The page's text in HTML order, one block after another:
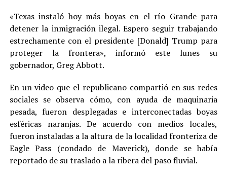
«Texas instaló hoy más boyas en el río Grande para
detener la inmigración ilegal. Espero seguir trabajando
estrechamente con el presidente [Donald] Trump para
proteger la frontera», informó este lunes su
gobernador, Greg Abbott.
En un video que el republicano compartió en sus redes
sociales se observa cómo, con ayuda de maquinaria
pesada, fueron desplegadas e interconectadas boyas
esféricas naranjas. De acuerdo con medios locales,
fueron instaladas a la altura de la localidad fronteriza de
Eagle Pass (condado de Maverick), donde se había
reportado de su traslado a la ribera del paso fluvial.